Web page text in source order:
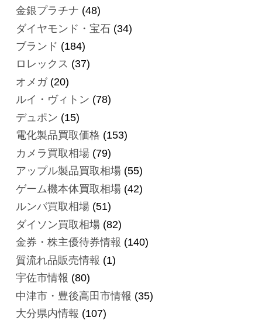
金銀プラチナ (48)
ダイヤモンド・宝石(34)
ブランド (184)
ロレックス (37)
オメガ(20)
ルイ・ヴィトン (78)
デュポン (15)
電化製品買取価格 (153)
カメラ買取相場(79)
アップル製品買取相場(55)
ゲーム機本体買取相場(42)
ルンバ買取相場(51)
ダイソン買取相場(82)
金券・株主優待券情報 (140)
質流れ品販売情報 (1)
宇佐市情報 (80)
中津市・豊後高田市情報 (35)
大分県内情報 (107)